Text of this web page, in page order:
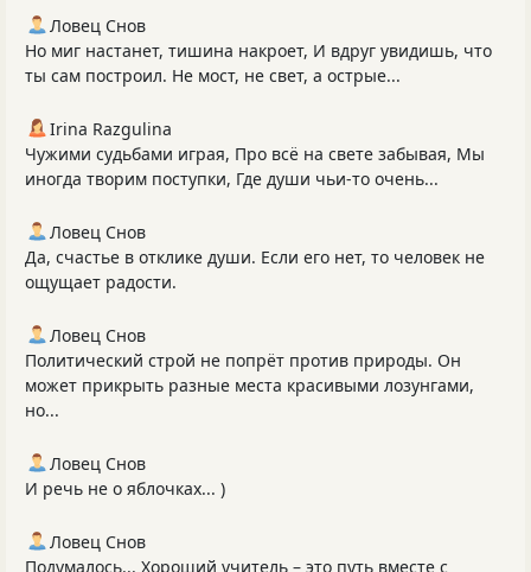
Ловец Снов
Но миг настанет, тишина накроет, И вдруг увидишь, что
ты сам построил. Не мост, не свет, а острые...
Irina Razgulina
Чужими судьбами играя, Про всё на свете забывая, Мы
иногда творим поступки, Где души чьи-то очень...
Ловец Снов
Да, счастье в отклике души. Если его нет, то человек не
ощущает радости.
Ловец Снов
Политический строй не попрёт против природы. Он
может прикрыть разные места красивыми лозунгами,
но...
Ловец Снов
И речь не о яблочках... )
Ловец Снов
Подумалось... Хороший учитель – это путь вместе с